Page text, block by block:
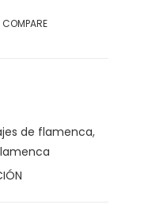
de flamenca,